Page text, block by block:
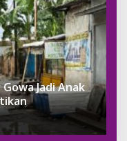
Jadi Anak